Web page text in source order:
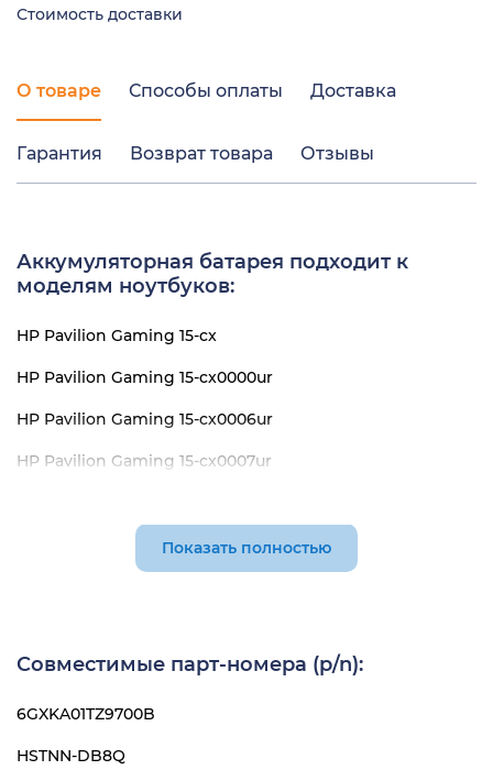
Стоимость доставки
О товаре Способы оплаты Доставка
Гарантия Возврат товара Отзывы
Аккумуляторная батарея подходит к
моделям ноутбуков:
HP Pavilion Gaming 15-cx
HP Pavilion Gaming 15-cx0000ur
HP Pavilion Gaming 15-cx0006ur
HP Pavilion Gaming 15-cx0007ur
HP Pavilion Gaming 15-cx0012ur
HP Pavilion Gaming 15-cx0037ur
HP Pavilion Gaming 15-cx0042ur
HP Pavilion Gaming 15-cx0045ur
Показать полностью
Совместимые парт-номера (p/n):
6GXKA01TZ9700B
HSTNN-DB8Q